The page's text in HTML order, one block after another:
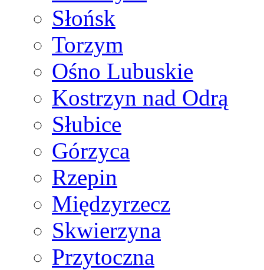
Słońsk
Torzym
Ośno Lubuskie
Kostrzyn nad Odrą
Słubice
Górzyca
Rzepin
Międzyrzecz
Skwierzyna
Przytoczna